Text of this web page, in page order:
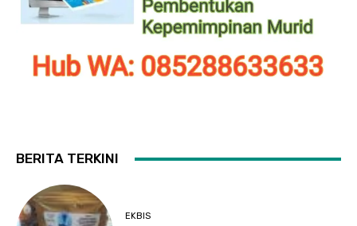
BERITA TERKINI
EKBIS